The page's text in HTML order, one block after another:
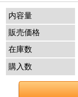
内容量
販売価格
在庫数
購入数